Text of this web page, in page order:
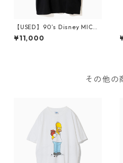
【USED】90’s Disney MICKE
Y UNIVERSITY T-Shirt
¥11,000
その他の